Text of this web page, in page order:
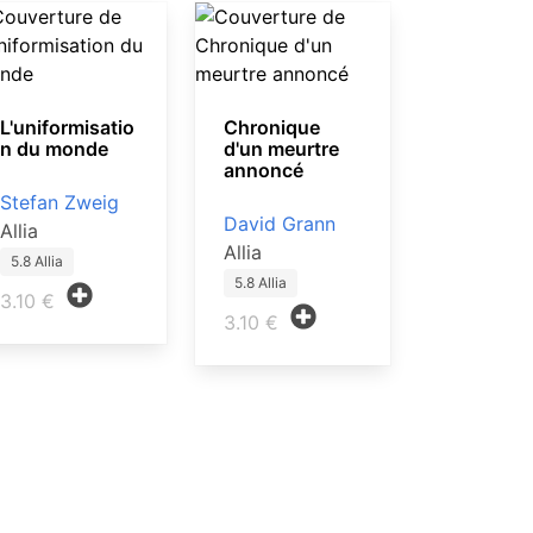
L'uniformisatio
n du monde
Stefan Zweig
Allia
5.8 Allia
3.10 €
Chronique
d'un meurtre
annoncé
David Grann
Allia
5.8 Allia
3.10 €